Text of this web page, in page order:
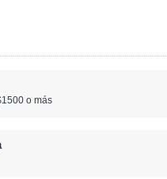
o más